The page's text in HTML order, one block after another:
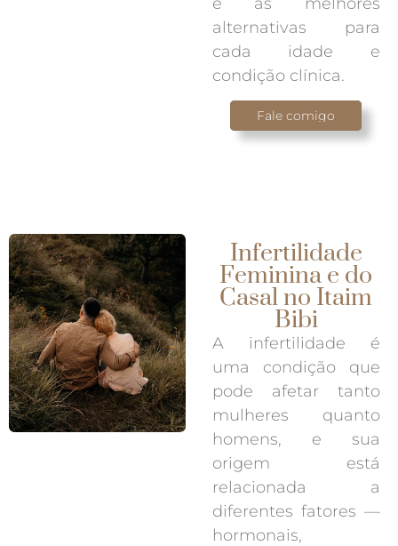
alternativas para
cada idade e
condição clínica.
Fale comigo
Infertilidade
Feminina e do
Casal no Itaim
Bibi
A infertilidade é
uma condição que
pode afetar tanto
mulheres quanto
homens, e sua
origem está
relacionada a
diferentes fatores —
hormonais,